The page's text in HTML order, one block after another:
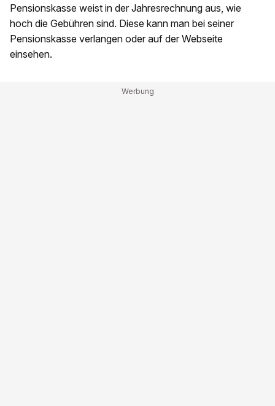
Pensionskasse weist in der Jahresrechnung aus, wie
hoch die Gebühren sind. Diese kann man bei seiner
Pensionskasse verlangen oder auf der Webseite
einsehen.